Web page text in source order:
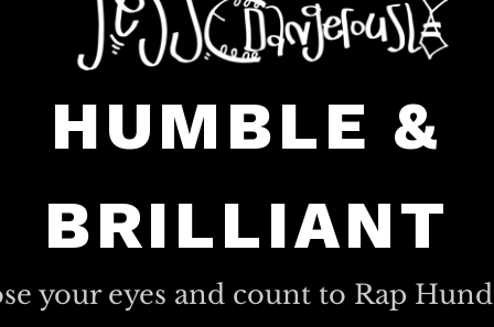
HUMBLE &
BRILLIANT
your eyes and count to Rap